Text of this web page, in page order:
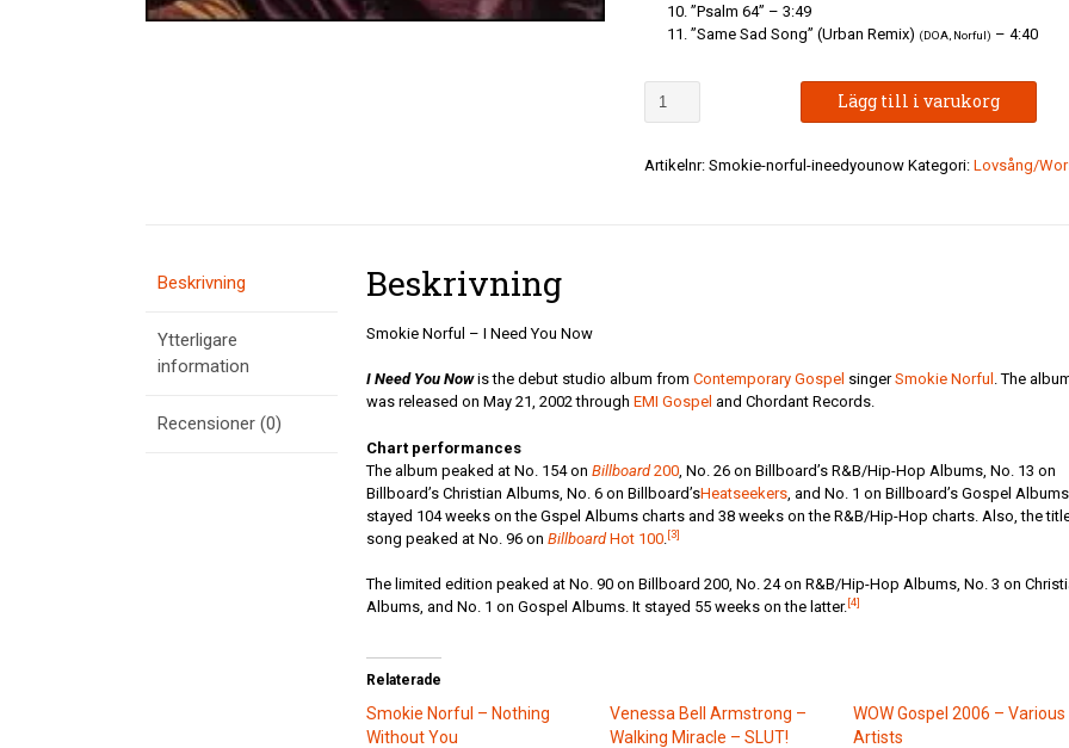
”Psalm 64” – 3:49
”Same Sad Song” (Urban Remix) (DOA, Norful) – 4:40
Norful
Lägg till i varukorg
Artikelnr: Smokie-norful-ineedyounow Kategori: Lovsång/
Beskrivning
Ytterligare
information
Recensioner (0)
Beskrivning
Smokie Norful – I Need You Now
I Need You Nowis the debut studio album from Contemporary Gospel singerSmokie Norful . The
was released on May 21, 2002 through EMI Gospel and Chordant Records.
Chart performances
The album peaked at No. 154 on Billboard200, No. 26 on Billboard’s R&B/Hip-Hop Albums, No. 13 on
Billboard’s Christian Albums, No. 6 on Billboard’sHeatseekers, and No. 1 on Billboard’s Gospel
stayed 104 weeks on the Gspel Albums charts and 38 weeks on the R&B/Hip-Hop charts. Also, the
song peaked at No. 96 on BillboardHot 100. [3]
The limited edition peaked at No. 90 on Billboard 200, No. 24 on R&B/Hip-Hop Albums, No. 3 on
Albums, and No. 1 on Gospel Albums. It stayed 55 weeks on the latter.[4]
Relaterade
Smokie Norful – Nothing
Without You
Venessa Bell Armstrong –
Walking Miracle – SLUT!
WOW Gospel 2006 – Various
Artists